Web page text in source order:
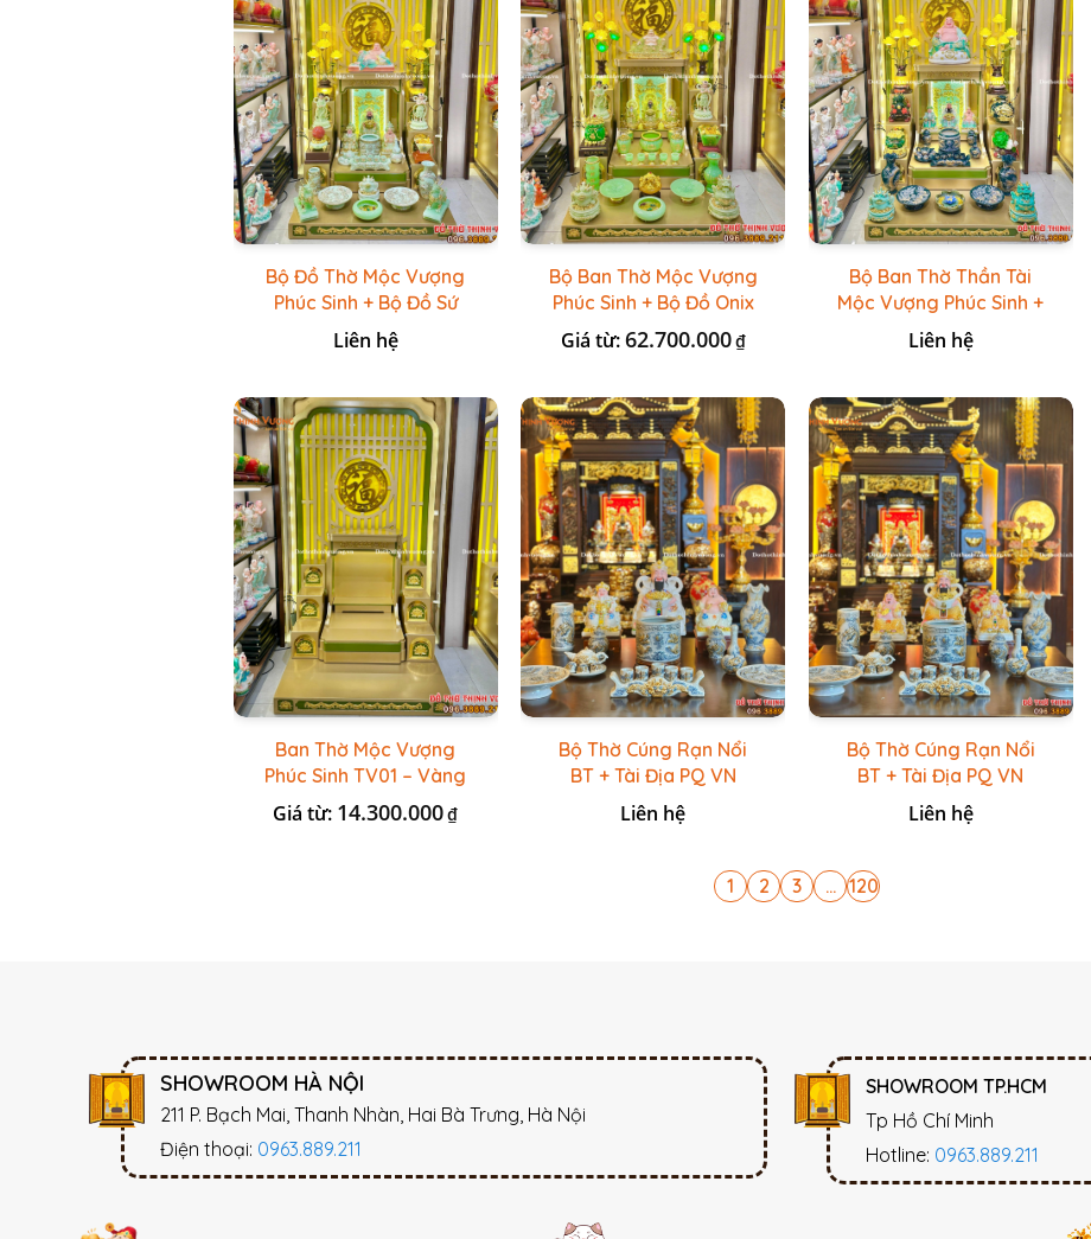
Bộ Đồ Thờ Mộc Vượng
Phúc Sinh + Bộ Đồ Sứ
Cao Cấp Xanh Cốm Vẽ
Vàng
Liên hệ
Bộ Ban Thờ Mộc Vượng
Phúc Sinh + Bộ Đồ Onix
Xanh Ngọc
Giá từ:62.700.000₫
Bộ Ban Thờ Thần Tài
Mộc Vượng Phúc Sinh +
Đồ Sứ Lục Nổi Bát
Tràng
Liên hệ
Ban Thờ Mộc Vượng
Phúc Sinh TV01 – Vàng
Kẻ Xanh Lá
Giá từ: 14.300.000₫
Bộ Thờ Cúng Rạn Nổi
BT + Tài Địa PQ VN
Trắng
Liên hệ
Bộ Thờ Cúng Rạn Nổi
BT + Tài Địa PQ VN
Vàng Caro
Liên hệ
1 2 3 ... 120
SHOWROOM HÀ NỘI
211 P. Bạch Mai, Thanh Nhàn, Hai Bà Trưng, Hà Nội
Điện thoại: 0963.889.211
SHOWROOM TP.HCM
Tp Hồ Chí Minh
Hotline: 0963.889.211